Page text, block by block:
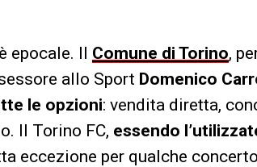
epocale. Il Comune di Torino,
allo Sport Domenico
le opzioni: vendita diretta,
Il Torino FC, essendo
eccezione per qualche